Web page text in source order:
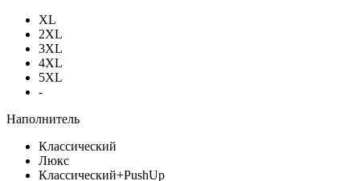
XL
2XL
3XL
4XL
5XL
-
Наполнитель
Классический
Люкс
Классический+PushUp